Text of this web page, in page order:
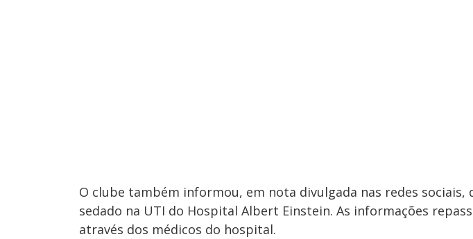
O clube também informou, em nota divulgada nas redes sociais,
sedado na UTI do Hospital Albert Einstein. As informações
através dos médicos do hospital.